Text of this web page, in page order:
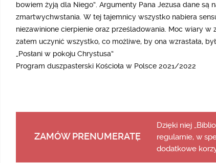
bowiem żyją dla Niego”. Argumenty Pana Jezusa dane
zmartwychwstania. W tej tajemnicy wszystko nabiera
niezawinione cierpienie oraz prześladowania. Moc wiary
zatem uczynić wszystko, co możliwe, by ona wzrastała,
„Posłani w pokoju Chrystusa”
Program duszpasterski Kościoła w Polsce 2021/2022
ZAMÓW PRENUMERATĘ
Dzięki niej
regularnie, w
dodatkowe